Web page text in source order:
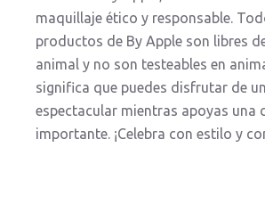
maquillaje ético y responsable.
productos de By Apple son libres
animal y no son testeables en
significa que puedes disfrutar de
espectacular mientras apoyas una
importante. ¡Celebra con estilo y